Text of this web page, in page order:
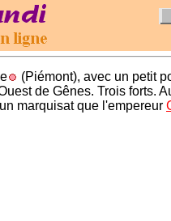
(Piémont), avec un petit
de Gênes. Trois forts.
marquisat que l'empereur